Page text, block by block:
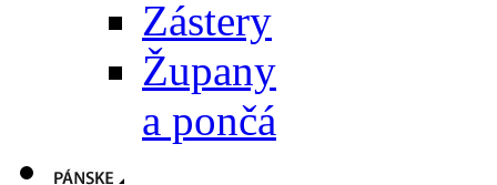
Zástery
Župany
a pončá